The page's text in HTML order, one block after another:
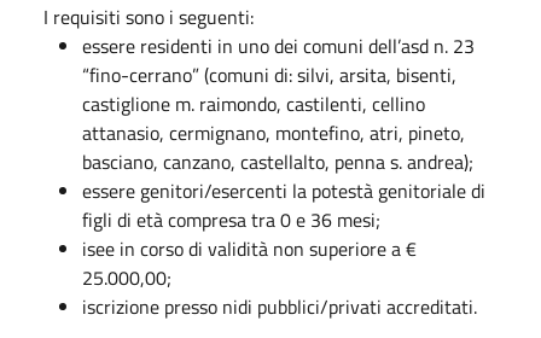
I requisiti sono i seguenti:
essere residenti in uno dei comuni dell’asd n. 23
“fino-cerrano” (comuni di: silvi, arsita, bisenti,
castiglione m. raimondo, castilenti, cellino
attanasio, cermignano, montefino, atri, pineto,
basciano, canzano, castellalto, penna s. andrea);
essere genitori/esercenti la potestà genitoriale di
figli di età compresa tra 0 e 36 mesi;
isee in corso di validità non superiore a €
25.000,00;
iscrizione presso nidi pubblici/privati accreditati.